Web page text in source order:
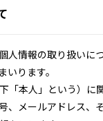
人情報の取り扱いに
ります。
「本人」という）に
、メールアドレス、